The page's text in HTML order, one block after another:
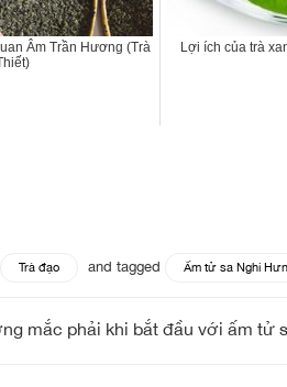
Âm Trần Hương (Trà
Lợi ích của trà
Trà đạo and tagged Ấm tử sa Nghi
mắc phải khi bắt đầu với ấm tử